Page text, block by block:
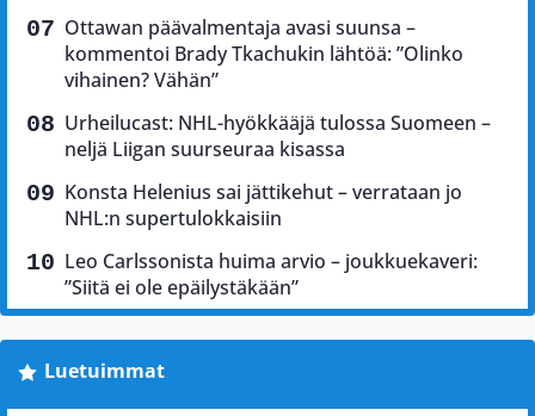
Ottawan päävalmentaja avasi suunsa –
kommentoi Brady Tkachukin lähtöä: ”Olinko
vihainen? Vähän”
Urheilucast: NHL-hyökkääjä tulossa Suomeen –
neljä Liigan suurseuraa kisassa
Konsta Helenius sai jättikehut – verrataan jo
NHL:n supertulokkaisiin
Leo Carlssonista huima arvio – joukkuekaveri:
”Siitä ei ole epäilystäkään”
Luetuimmat